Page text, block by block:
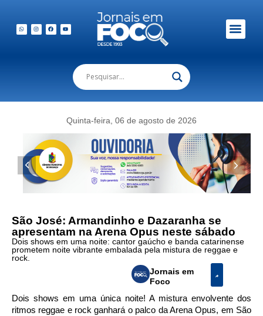
Quinta-feira, 06 de agosto de 2026
São José: Armandinho e Dazaranha se
apresentam na Arena Opus neste sábado
Dois shows em uma noite: cantor gaúcho e banda catarinense
prometem noite vibrante embalada pela mistura de reggae e
rock.
Jornais em
Foco
Dois shows em uma única noite! A mistura envolvente dos
ritmos reggae e rock ganhará o palco da Arena Opus, em São